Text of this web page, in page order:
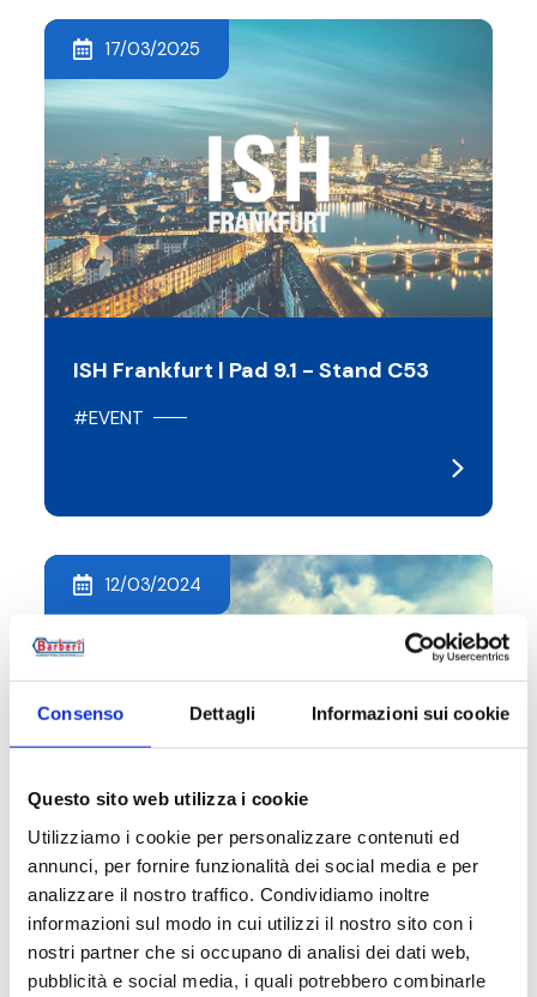
Consenso Dettagli Informazioni sui cookie
Questo sito web utilizza i cookie
Utilizziamo i cookie per personalizzare contenuti ed
annunci, per fornire funzionalità dei social media e per
analizzare il nostro traffico. Condividiamo inoltre
informazioni sul modo in cui utilizzi il nostro sito con i
nostri partner che si occupano di analisi dei dati web,
pubblicità e social media, i quali potrebbero combinarle
17/03/2025
ISH Frankfurt | Pad 9.1 - Stand C53
#EVENT
12/03/2024
MCE Milan | Pad 4 - Stand D33 E34
#EVENT